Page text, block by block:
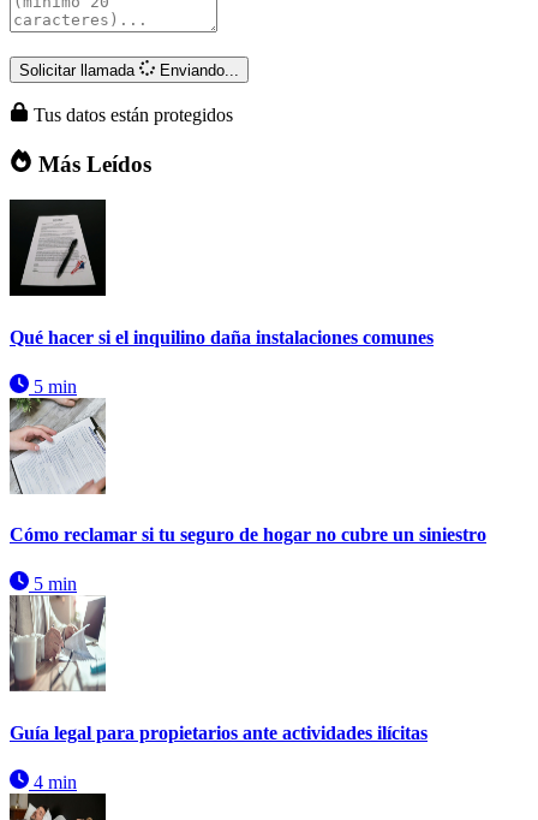
Solicitar llamada Enviando...
Tus datos están protegidos
Más Leídos
Qué hacer si el inquilino daña instalaciones comunes
5 min
Cómo reclamar si tu seguro de hogar no cubre un siniestro
5 min
Guía legal para propietarios ante actividades ilícitas
4 min